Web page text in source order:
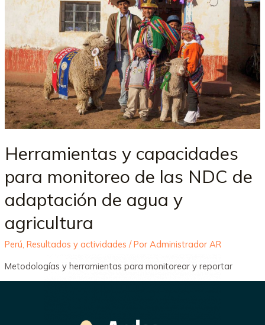
Herramientas y capacidades
para monitoreo de las NDC de
adaptación de agua y
agricultura
Perú, Resultados y actividades / Por Administrador AR
Metodologías y herramientas para monitorear y reportar